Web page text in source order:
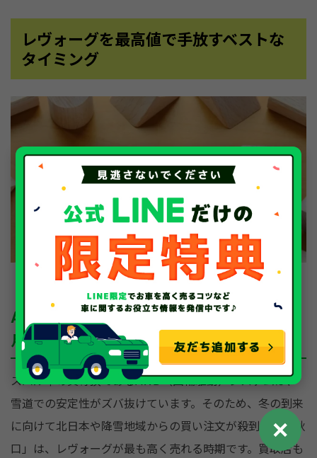
レヴォーグを最高値で手放すベストな
タイミング
AWD需要が急増する「秋口（9月～11
月）」
スバル車の真骨頂であるAWD（四輪駆動）システムは、
雪道での安定性がズバ抜けています。そのため、冬の到来
に向けて北日本や降雪地域からの買い注文が殺到する「秋
口」は、レヴォーグが最も高く売れる時期です。買取店も
✕